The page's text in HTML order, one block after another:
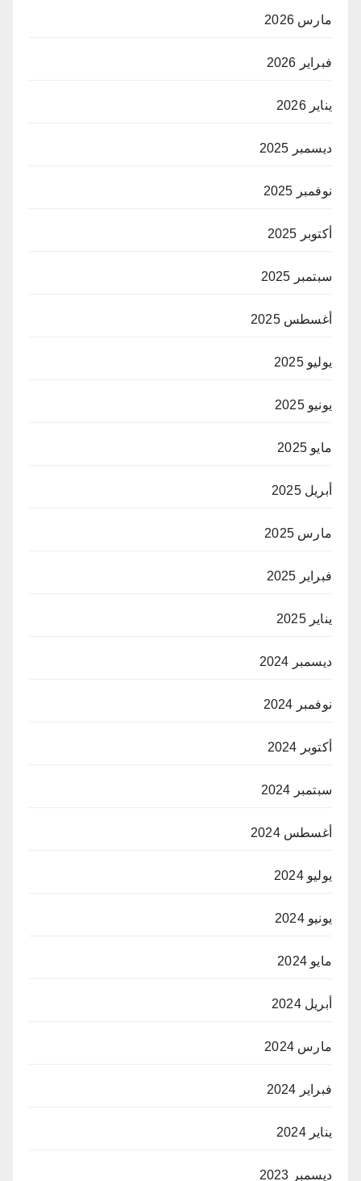
مارس 2026
فبراير 2026
يناير 2026
ديسمبر 2025
نوفمبر 2025
أكتوبر 2025
سبتمبر 2025
أغسطس 2025
يوليو 2025
يونيو 2025
مايو 2025
أبريل 2025
مارس 2025
فبراير 2025
يناير 2025
ديسمبر 2024
نوفمبر 2024
أكتوبر 2024
سبتمبر 2024
أغسطس 2024
يوليو 2024
يونيو 2024
مايو 2024
أبريل 2024
مارس 2024
فبراير 2024
يناير 2024
ديسمبر 2023